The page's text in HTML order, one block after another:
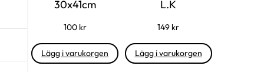
30x41cm
100 kr
Lägg i varukorgen
L.K
149 kr
Lägg i varukorgen